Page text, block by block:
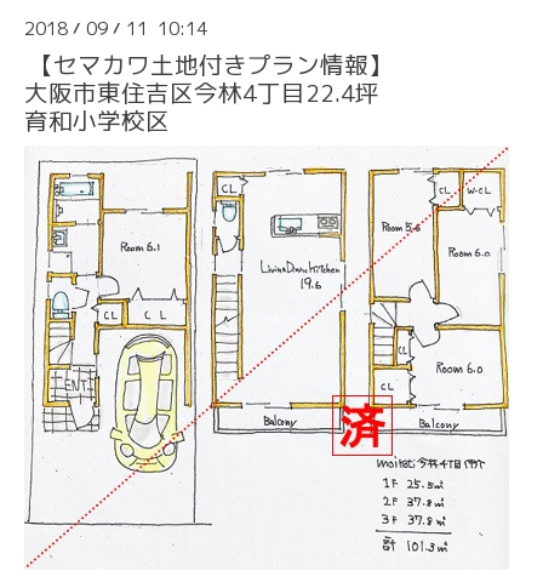
2018 / 09 / 11 10:14
【セマカワ土地付きプラン情報】
大阪市東住吉区今林4丁目22.4坪
育和小学校区